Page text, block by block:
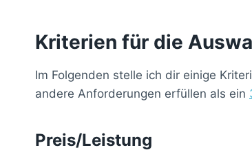
Kriterien für die
Im Folgenden stelle ich dir einige
andere Anforderungen erfüllen als ein
Preis/Leistung